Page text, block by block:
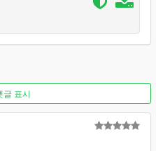
글 표시